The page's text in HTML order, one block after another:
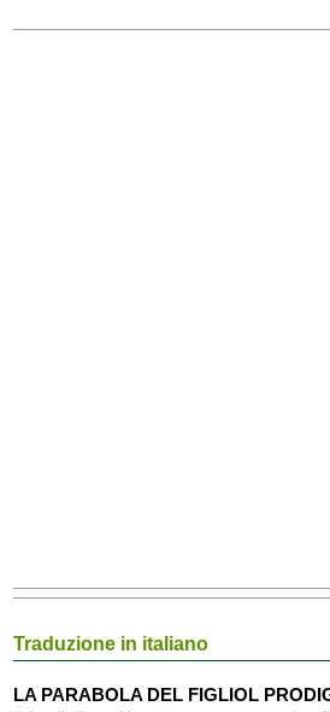
Traduzione in italiano
LA PARABOLA DEL FIGLIOL